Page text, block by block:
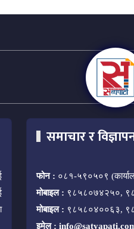
समाचार र
फोन : ०८१-५९०५०९
मोबाइल : ९८५८०७४२५०,
मोबाइल : ९८५८०४००६३,
इमेल :